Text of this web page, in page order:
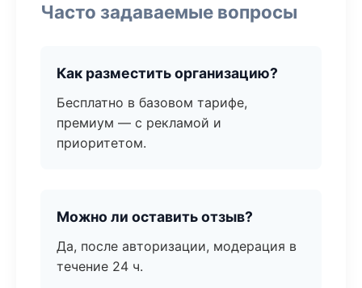
Часто задаваемые вопросы
Как разместить организацию?
Бесплатно в базовом тарифе,
премиум — с рекламой и
приоритетом.
Можно ли оставить отзыв?
Да, после авторизации, модерация в
течение 24 ч.